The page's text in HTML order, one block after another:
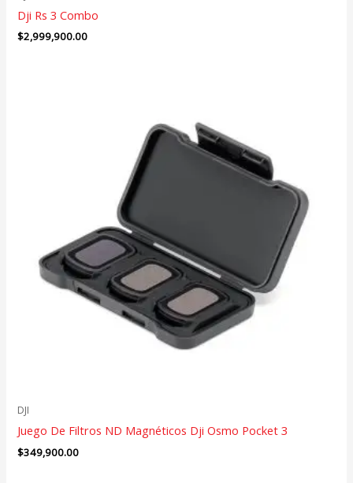
Dji Rs 3 Combo
$2,999,900.00
DJI
Juego De Filtros ND Magnéticos Dji Osmo Pocket 3
$349,900.00